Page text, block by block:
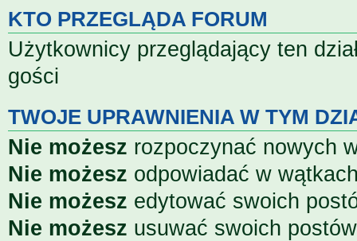
KTO PRZEGLĄDA FORUM
Użytkownicy przeglądający ten
gości
TWOJE UPRAWNIENIA W TYM
Nie możesz rozpoczynać nowych
Nie możesz odpowiadać w
Nie możesz edytować swoich
Nie możesz usuwać swoich postów